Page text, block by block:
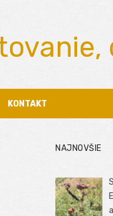
KONTAKT
NAJNOVŠIE